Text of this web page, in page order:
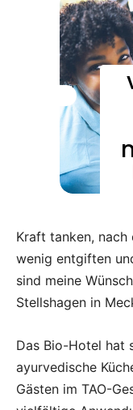
Kraft tanken, nach
wenig entgiften
sind meine
Stellshagen in
Das Bio-Hotel hat
ayurvedische
Gästen im TAO-